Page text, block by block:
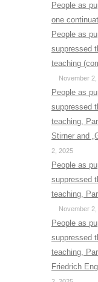
People as
one
People as
suppressed
teaching
November
People as
suppressed
teaching,
Stirner and
2, 2025
People as
suppressed
teaching,
November
People as
suppressed
teaching,
Friedrich